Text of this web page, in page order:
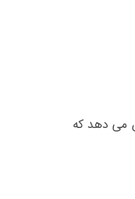
می دهد که